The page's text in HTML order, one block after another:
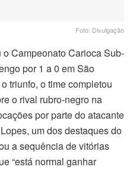
Foto: Divulgação
Campeonato Carioca Sub-
por 1 a 0 em São
triunfo, o time completou
o rival rubro-negro na
por parte do atacante
um dos destaques do
a sequência de vitórias
“está normal ganhar